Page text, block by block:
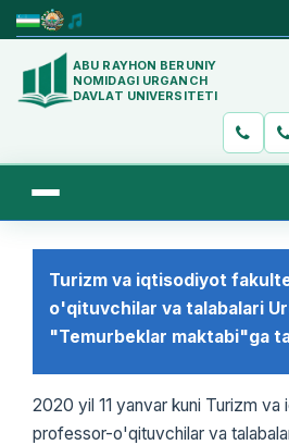
ABU RAYHON BERUNIY
NOMIDAGI URGANCH
DAVLAT UNIVERSITETI
Turizm va iqtisodiyot
o'qituvchilar va talabalari
"Temurbeklar maktabi"ga
2020 yil 11 yanvar kuni Turizm
professor-o'qituvchilar va